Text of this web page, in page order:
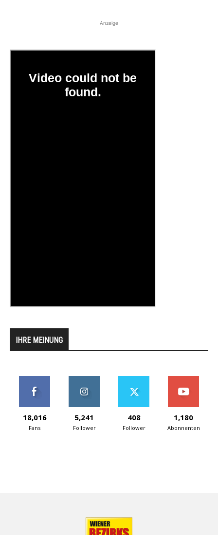
Anzeige
IHRE MEINUNG
18,016
Fans
5,241
Follower
408
Follower
1,180
Abonnenten